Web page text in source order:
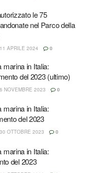
le 75
nel Parco della
11 APRILE 2024 0
marina in Italia:
del 2023 (ultimo)
6 NOVEMBRE 2023 0
marina in Italia:
del 2023
30 OTTOBRE 2023 0
marina in Italia:
del 2023